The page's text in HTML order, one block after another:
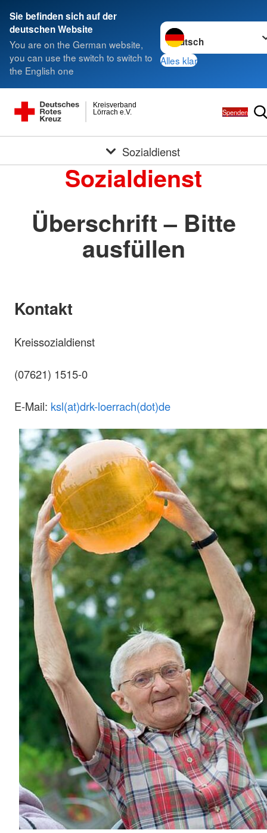
Sie befinden sich auf der
deutschen Website
You are on the German website,
you can use the switch to switch to
the English one
Sprache wechseln zu
Alles klar
Lörrach e.V.
Kreisverband
Spenden
Sozialdienst
Sozialdienst
Überschrift – Bitte
ausfüllen
Kontakt
Kreissozialdienst
(07621) 1515-0
E-Mail: ksl(at)drk-loerrach(dot)de